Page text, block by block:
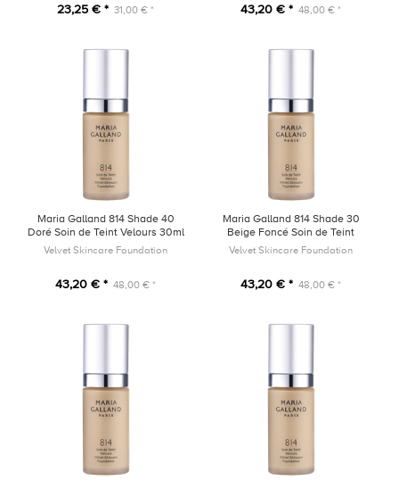
23,25 € * 31,00 € * 43,20 € * 48,00 € *
Maria Galland 814 Shade 40
Doré Soin de Teint Velours 30ml
Velvet Skincare Foundation
43,20 € * 48,00 € *
Maria Galland 814 Shade 30
Beige Foncé Soin de Teint
Velours 30ml
Velvet Skincare Foundation
43,20 € * 48,00 € *